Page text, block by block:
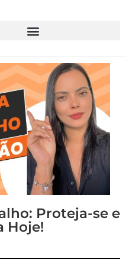
Proteja-se e
Hoje!